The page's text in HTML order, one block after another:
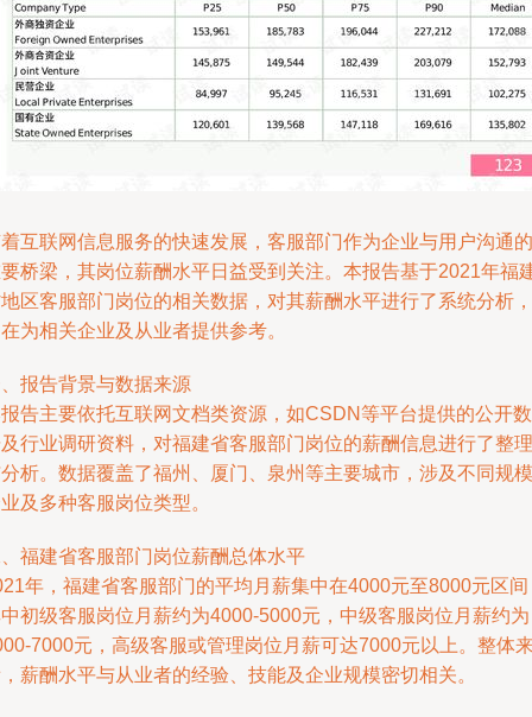
互联网信息服务的快速发展，客服部门作为企业与用户沟通的
桥梁，其岗位薪酬水平日益受到关注。本报告基于2021年福
区客服部门岗位的相关数据，对其薪酬水平进行了系统分析，
为相关企业及从业者提供参考。
报告背景与数据来源
告主要依托互联网文档类资源，如CSDN等平台提供的公开数
行业调研资料，对福建省客服部门岗位的薪酬信息进行了整理
析。数据覆盖了福州、厦门、泉州等主要城市，涉及不同规模
及多种客服岗位类型。
福建省客服部门岗位薪酬总体水平
年，福建省客服部门的平均月薪集中在4000元至8000元区间
初级客服岗位月薪约为4000-5000元，中级客服岗位月薪约为
7000元，高级客服或管理岗位月薪可达7000元以上。整体
薪酬水平与从业者的经验、技能及企业规模密切相关。